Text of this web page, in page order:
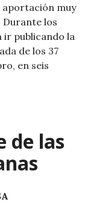
aportación muy
los
ir publicando la
de los 37
en seis
de las